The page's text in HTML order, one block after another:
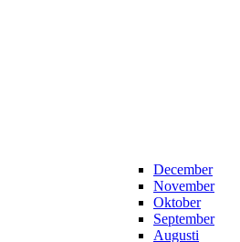
December
November
Oktober
September
Augusti